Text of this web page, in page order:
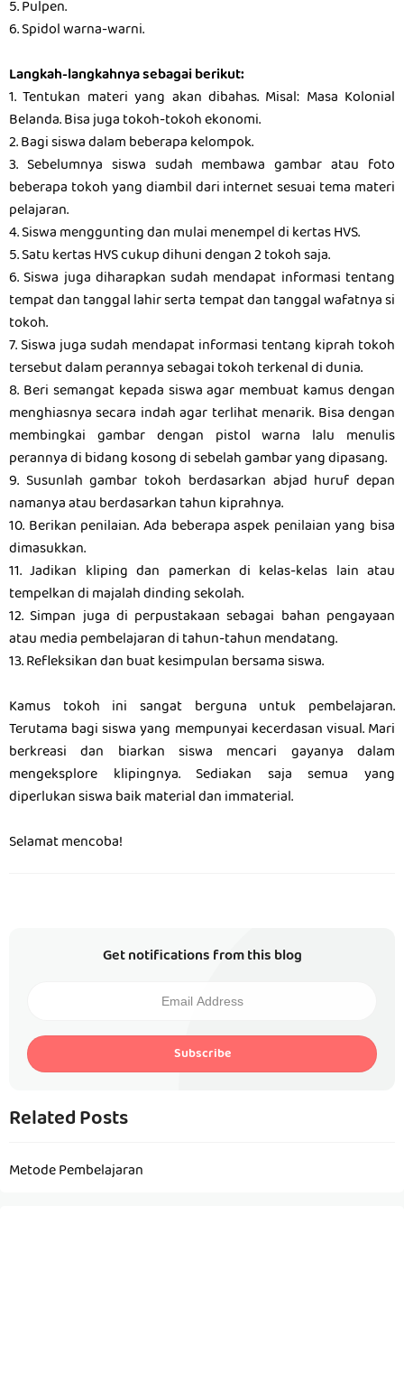
5. Pulpen.
6. Spidol warna-warni.
Langkah-langkahnya sebagai berikut:
1. Tentukan materi yang akan dibahas. Misal: Masa Kolonial
Belanda. Bisa juga tokoh-tokoh ekonomi.
2. Bagi siswa dalam beberapa kelompok.
3. Sebelumnya siswa sudah membawa gambar atau foto
beberapa tokoh yang diambil dari internet sesuai tema materi
pelajaran.
4. Siswa menggunting dan mulai menempel di kertas HVS.
5. Satu kertas HVS cukup dihuni dengan 2 tokoh saja.
6. Siswa juga diharapkan sudah mendapat informasi tentang
tempat dan tanggal lahir serta tempat dan tanggal wafatnya si
tokoh.
7. Siswa juga sudah mendapat informasi tentang kiprah tokoh
tersebut dalam perannya sebagai tokoh terkenal di dunia.
8. Beri semangat kepada siswa agar membuat kamus dengan
menghiasnya secara indah agar terlihat menarik. Bisa dengan
membingkai gambar dengan pistol warna lalu menulis
perannya di bidang kosong di sebelah gambar yang dipasang.
9. Susunlah gambar tokoh berdasarkan abjad huruf depan
namanya atau berdasarkan tahun kiprahnya.
10. Berikan penilaian. Ada beberapa aspek penilaian yang bisa
dimasukkan.
11. Jadikan kliping dan pamerkan di kelas-kelas lain atau
tempelkan di majalah dinding sekolah.
12. Simpan juga di perpustakaan sebagai bahan pengayaan
atau media pembelajaran di tahun-tahun mendatang.
13. Refleksikan dan buat kesimpulan bersama siswa.
Kamus tokoh ini sangat berguna untuk pembelajaran.
Terutama bagi siswa yang mempunyai kecerdasan visual. Mari
berkreasi dan biarkan siswa mencari gayanya dalam
mengeksplore klipingnya. Sediakan saja semua yang
diperlukan siswa baik material dan immaterial.
Selamat mencoba!
Get notifications from this blog
Subscribe
Related Posts
Metode Pembelajaran